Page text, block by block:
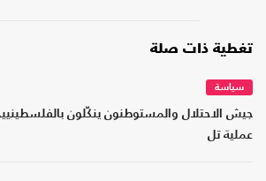
تغطية ذات صلة
سياسة
جيش الاحتلال والمستوطنون ينكّلون
عملية تل